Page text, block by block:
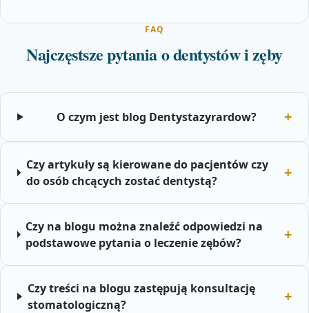
FAQ
Najczęstsze pytania o dentystów i zęby
O czym jest blog Dentystazyrardow?
Czy artykuły są kierowane do pacjentów czy
do osób chcących zostać dentystą?
Czy na blogu można znaleźć odpowiedzi na
podstawowe pytania o leczenie zębów?
Czy treści na blogu zastępują konsultację
stomatologiczną?